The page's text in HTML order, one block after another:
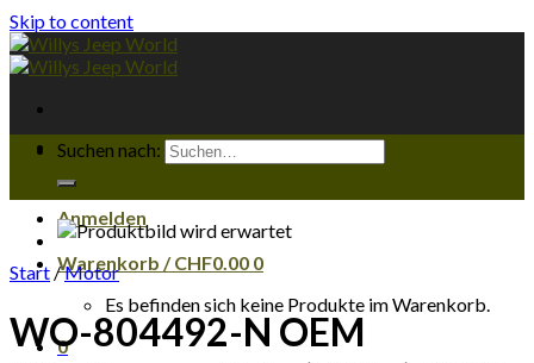
Skip to content
Suchen nach:
Anmelden
Warenkorb /CHF0.00 0
Es befinden sich keine Produkte im Warenkorb.
0
Start /Motor
WO-804492-N OEM